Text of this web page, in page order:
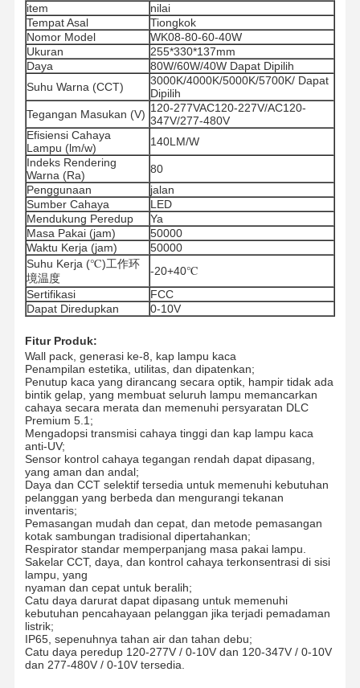
Rumah Produk Tentang Kita
item
nilai
Tempat Asal
Tiongkok
Nomor Model
WK08-80-60-40W
Ukuran
255*330*137mm
Daya
80W/60W/40W Dapat Dipilih
Suhu Warna (CCT)
3000K/4000K/5000K/5700K/ Dapat
Dipilih
Tegangan Masukan (V) 120-277VAC120-227V/AC120-
347V/277-480V
Efisiensi Cahaya
Lampu (lm/w)
140LM/W
Indeks Rendering
Warna (Ra)
80
Penggunaan
jalan
Sumber Cahaya
LED
Mendukung Peredup
Ya
Masa Pakai (jam)
50000
Waktu Kerja (jam)
50000
Suhu Kerja (℃)工作环
境温度
-20+40℃
Sertifikasi
FCC
Dapat Diredupkan
0-10V
Fitur Produk:
Wall pack, generasi ke-8, kap lampu kaca
Penampilan estetika, utilitas, dan dipatenkan;
Penutup kaca yang dirancang secara optik, hampir tidak ada
bintik gelap, yang membuat seluruh lampu memancarkan
cahaya secara merata dan memenuhi persyaratan DLC
Premium 5.1;
Mengadopsi transmisi cahaya tinggi dan kap lampu kaca
anti-UV;
Sensor kontrol cahaya tegangan rendah dapat dipasang,
yang aman dan andal;
Daya dan CCT selektif tersedia untuk memenuhi kebutuhan
pelanggan yang berbeda dan mengurangi tekanan
inventaris;
Pemasangan mudah dan cepat, dan metode pemasangan
kotak sambungan tradisional dipertahankan;
Respirator standar memperpanjang masa pakai lampu.
Sakelar CCT, daya, dan kontrol cahaya terkonsentrasi di sisi
lampu, yang
nyaman dan cepat untuk beralih;
Catu daya darurat dapat dipasang untuk memenuhi
kebutuhan pencahayaan pelanggan jika terjadi pemadaman
listrik;
IP65, sepenuhnya tahan air dan tahan debu;
Catu daya peredup 120-277V / 0-10V dan 120-347V / 0-10V
dan 277-480V / 0-10V tersedia.